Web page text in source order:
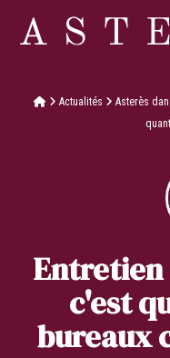
Actualités Asterès
Entretien
c'est
bureaux